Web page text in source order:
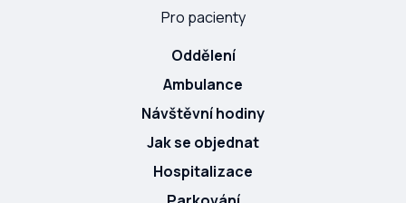
Pro pacienty
Oddělení
Ambulance
Návštěvní hodiny
Jak se objednat
Hospitalizace